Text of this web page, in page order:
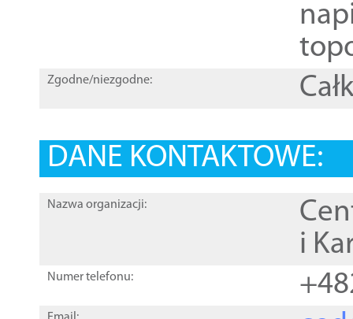
Zgodne/niezgodne:
DANE KONTAKTOWE:
Nazwa organizacji:
i
Numer telefonu: